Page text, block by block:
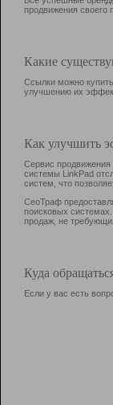
продвижения своего
Какие
Ссылки можно
улучшению их
Как улучшить
Сервис продвижения
системы LinkPad
систем, что
СеоТраф
поисковых
продаж, не
Куда
Если у вас есть